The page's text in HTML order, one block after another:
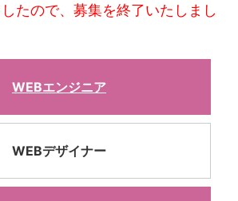
たので、募集を終了いたしまし
WEBエンジニア
WEBデザイナー